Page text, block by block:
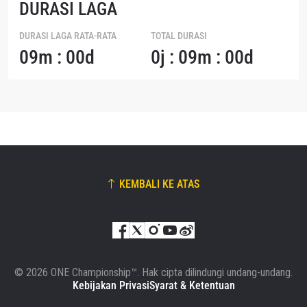
DURASI LAGA
DURASI LAGA RATA-RATA
09m : 00d
TOTAL DURASI
0j : 09m : 00d
KEMBALI KE ATAS
© 2026 ONE Championship™. Hak cipta dilindungi undang-undang.
Kebijakan PrivasiSyarat & Ketentuan